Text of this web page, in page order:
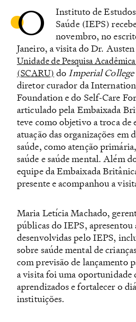
O
Instituto de
Saúde (IEPS)
novembro, no
Janeiro, a visita do Dr.
Unidade de Pesquisa
(SCARU) doImperial
diretor curador da
Foundation e do Self-Care
articulado pela Embaixada
teve como objetivo a troca de
atuação das organizações em
saúde, como atenção
saúde e saúde mental.Além
equipe da Embaixada
presente e acompanhou a
Maria Letícia Machado,
públicas do IEPS, apresentou
desenvolvidas pelo IEPS,
sobre saúde mental de
com previsão de lançamento
a visita foi uma oportunidade
aprendizados e fortalecer o
instituições.